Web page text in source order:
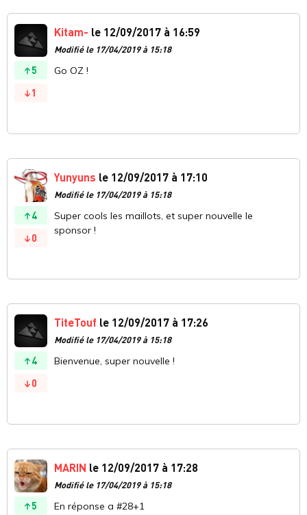
5
1
Kitam- le 12/09/2017 à 16:59
Modifié le 17/04/2019 à 15:18
Go OZ !
4
0
Yunyuns le 12/09/2017 à 17:10
Modifié le 17/04/2019 à 15:18
Super cools les maillots, et super nouvelle le
sponsor !
4
0
TiteTouf le 12/09/2017 à 17:26
Modifié le 17/04/2019 à 15:18
Bienvenue, super nouvelle !
5
MARIN le 12/09/2017 à 17:28
Modifié le 17/04/2019 à 15:18
En réponse a #28+1